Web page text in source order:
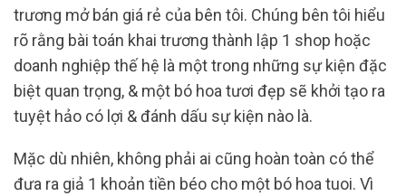
trương mở bán giá rẻ của bên tôi. Chúng bên tôi hiểu
rõ rằng bài toán khai trương thành lập 1 shop hoặc
doanh nghiệp thế hệ là một trong những sự kiện đặc
biệt quan trọng, & một bó hoa tươi đẹp sẽ khởi tạo ra
tuyệt hảo có lợi & đánh dấu sự kiện nào là.
Mặc dù nhiên, không phải ai cũng hoàn toàn có thể
đưa ra giả 1 khoản tiền béo cho một bó hoa tuoi. Vì